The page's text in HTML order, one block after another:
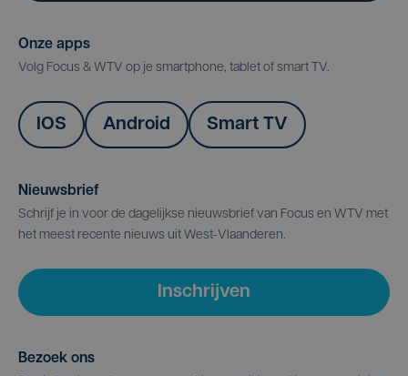
Onze apps
Volg Focus & WTV op je smartphone, tablet of smart TV.
IOS Android Smart TV
Nieuwsbrief
Schrijf je in voor de dagelijkse nieuwsbrief van Focus en WTV met
het meest recente nieuws uit West-Vlaanderen.
Inschrijven
Bezoek ons